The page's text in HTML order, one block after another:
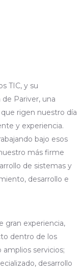
TIC, y su
Pariver, una
rigen nuestro día
y experiencia.
bajo esos
más firme
de sistemas y
desarrollo e
gran experiencia,
dentro de los
servicios;
desarrollo